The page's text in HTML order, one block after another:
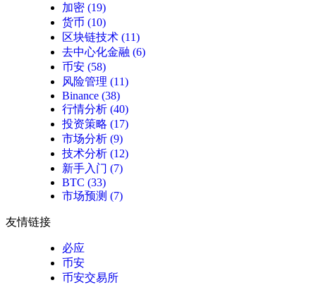
加密 (19)
货币 (10)
区块链技术 (11)
去中心化金融 (6)
币安 (58)
风险管理 (11)
Binance (38)
行情分析 (40)
投资策略 (17)
市场分析 (9)
技术分析 (12)
新手入门 (7)
BTC (33)
市场预测 (7)
友情链接
必应
币安
币安交易所